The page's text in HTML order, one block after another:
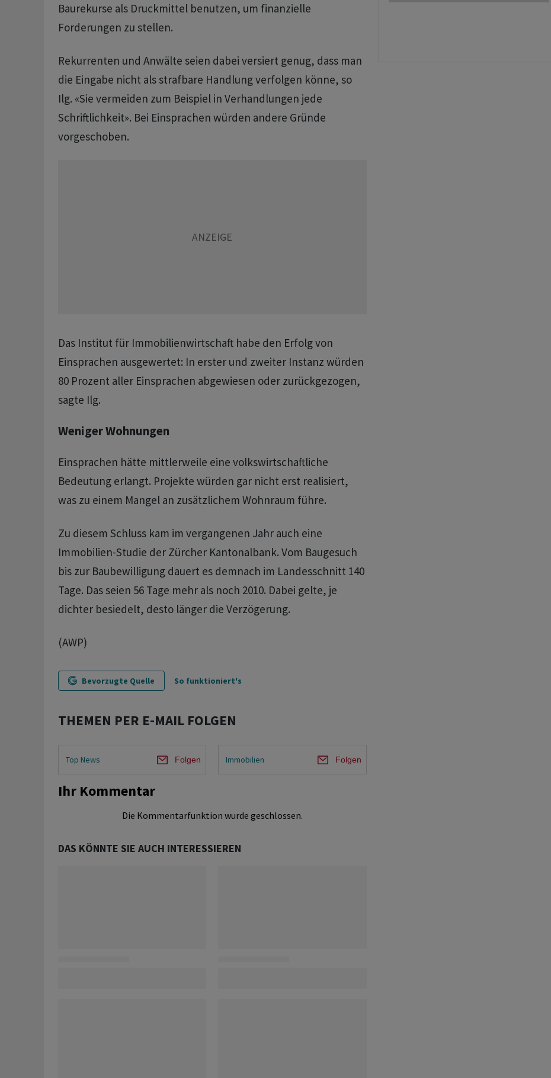
Baurekurse als Druckmittel benutzen, um finanzielle
Forderungen zu stellen.
Rekurrenten und Anwälte seien dabei versiert genug, dass man
die Eingabe nicht als strafbare Handlung verfolgen könne, so
Ilg. «Sie vermeiden zum Beispiel in Verhandlungen jede
Schriftlichkeit». Bei Einsprachen würden andere Gründe
vorgeschoben.
Das Institut für Immobilienwirtschaft habe den Erfolg von
Einsprachen ausgewertet: In erster und zweiter Instanz würden
80 Prozent aller Einsprachen abgewiesen oder zurückgezogen,
sagte Ilg.
Weniger Wohnungen
Einsprachen hätte mittlerweile eine volkswirtschaftliche
Bedeutung erlangt. Projekte würden gar nicht erst realisiert,
was zu einem Mangel an zusätzlichem Wohnraum führe.
Zu diesem Schluss kam im vergangenen Jahr auch eine
Immobilien-Studie der Zürcher Kantonalbank. Vom Baugesuch
bis zur Baubewilligung dauert es demnach im Landesschnitt 140
Tage. Das seien 56 Tage mehr als noch 2010. Dabei gelte, je
dichter besiedelt, desto länger die Verzögerung.
(AWP)
Bevorzugte Quelle So funktioniert's
THEMEN PER E-MAIL FOLGEN
Top News Folgen Immobilien Folgen
Ihr Kommentar
Die Kommentarfunktion wurde geschlossen.
DAS KÖNNTE SIE AUCH INTERESSIEREN